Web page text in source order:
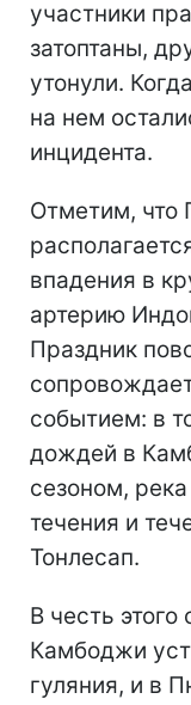
участники
затоптаны,
утонули.
на нем
инцидента.
Отметим, что
впадения в
артерию
Праздник
событием: в
дождей в
сезоном,
течения и
Тонлесап.
В честь
Камбоджи
гуляния, и в